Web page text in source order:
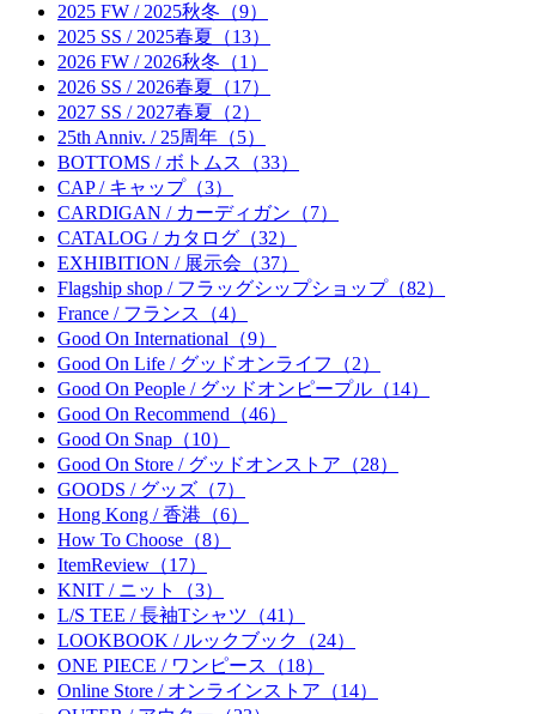
2025 FW / 2025秋冬（9）
2025 SS / 2025春夏（13）
2026 FW / 2026秋冬（1）
2026 SS / 2026春夏（17）
2027 SS / 2027春夏（2）
25th Anniv. / 25周年（5）
BOTTOMS / ボトムス（33）
CAP / キャップ（3）
CARDIGAN / カーディガン（7）
CATALOG / カタログ（32）
EXHIBITION / 展示会（37）
Flagship shop / フラッグシップショップ（82）
France / フランス（4）
Good On International（9）
Good On Life / グッドオンライフ（2）
Good On People / グッドオンピープル（14）
Good On Recommend（46）
Good On Snap（10）
Good On Store / グッドオンストア（28）
GOODS / グッズ（7）
Hong Kong / 香港（6）
How To Choose（8）
ItemReview（17）
KNIT / ニット（3）
L/S TEE / 長袖Tシャツ（41）
LOOKBOOK / ルックブック（24）
ONE PIECE / ワンピース（18）
Online Store / オンラインストア（14）